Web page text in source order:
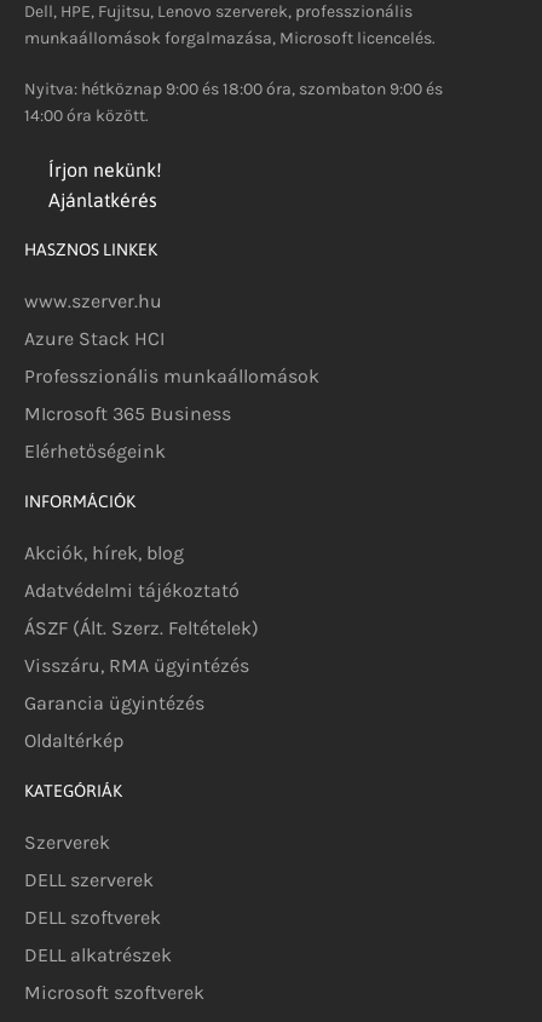
Dell, HPE, Fujitsu, Lenovo szerverek, professzionális
munkaállomások forgalmazása, Microsoft licencelés.
Nyitva: hétköznap 9:00 és 18:00 óra, szombaton 9:00 és
14:00 óra között.
Írjon nekünk!
Ajánlatkérés
HASZNOS LINKEK
www.szerver.hu
Azure Stack HCI
Professzionális munkaállomások
MIcrosoft 365 Business
Elérhetőségeink
INFORMÁCIÓK
Akciók, hírek, blog
Adatvédelmi tájékoztató
ÁSZF (Ált. Szerz. Feltételek)
Visszáru, RMA ügyintézés
Garancia ügyintézés
Oldaltérkép
KATEGÓRIÁK
Szerverek
DELL szerverek
DELL szoftverek
DELL alkatrészek
Microsoft szoftverek